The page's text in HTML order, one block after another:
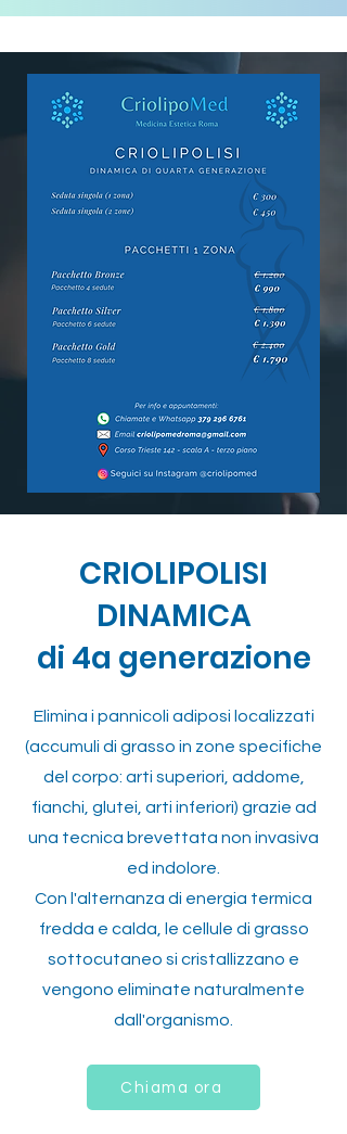
CRIOLIPOLISI
DINAMICA
di 4a generazione
Elimina i pannicoli adiposi localizzati
(accumuli di grasso in zone specifiche
del corpo: arti superiori, addome,
fianchi, glutei, arti inferiori) grazie ad
una tecnica brevettata non invasiva
ed indolore.
Con l'alternanza di energia termica
fredda e calda, le cellule di grasso
sottocutaneo si cristallizzano e
vengono eliminate naturalmente
dall'organismo.
Chiama ora